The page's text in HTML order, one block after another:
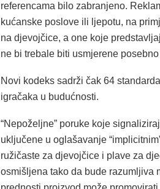
referencama bilo zabranjeno.
kućanske poslove ili ljepotu, na
na djevojčice, a one koje
ne bi trebale biti usmjerene
Novi kodeks sadrži čak 64
igračaka u budućnosti.
“Nepoželjne” poruke koje
uključene u oglašavanje
ružičaste za djevojčice i plave za
osmišljena tako da bude razumljiva